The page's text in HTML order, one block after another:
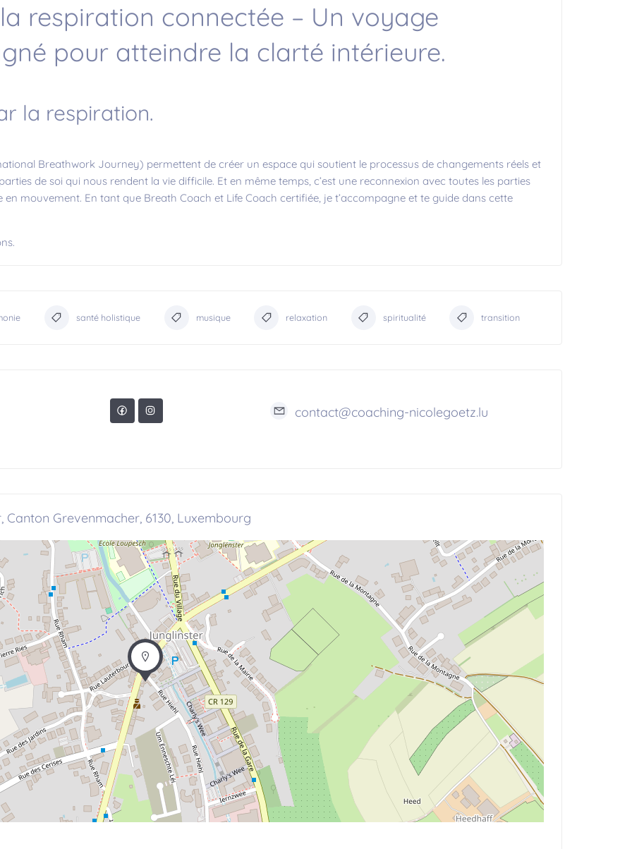
respiration connectée – Un voyage
pour atteindre la clarté intérieure.
la respiration.
Breathwork Journey) permettent de créer un espace qui soutient le processus de changements réels et
de soi qui nous rendent la vie difficile. Et en même temps, c’est une reconnexion avec toutes les parties
mouvement. En tant que Breath Coach et Life Coach certifiée, je t’accompagne et te guide dans cette
santé holistique musique relaxation spiritualité transition
contact@coaching-nicolegoetz.lu
Grevenmacher, 6130, Luxembourg